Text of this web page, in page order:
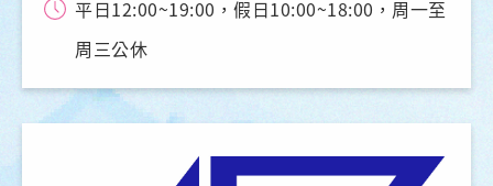
平日12:00~19:00，假日10:00~18:00，周一至
周三公休